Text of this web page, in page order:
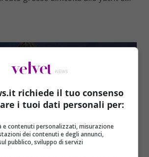
richiede il tuo consenso
i tuoi dati personali per:
e contenuti personalizzati, misurazione
dei contenuti e degli annunci,
pubblico, sviluppo di servizi